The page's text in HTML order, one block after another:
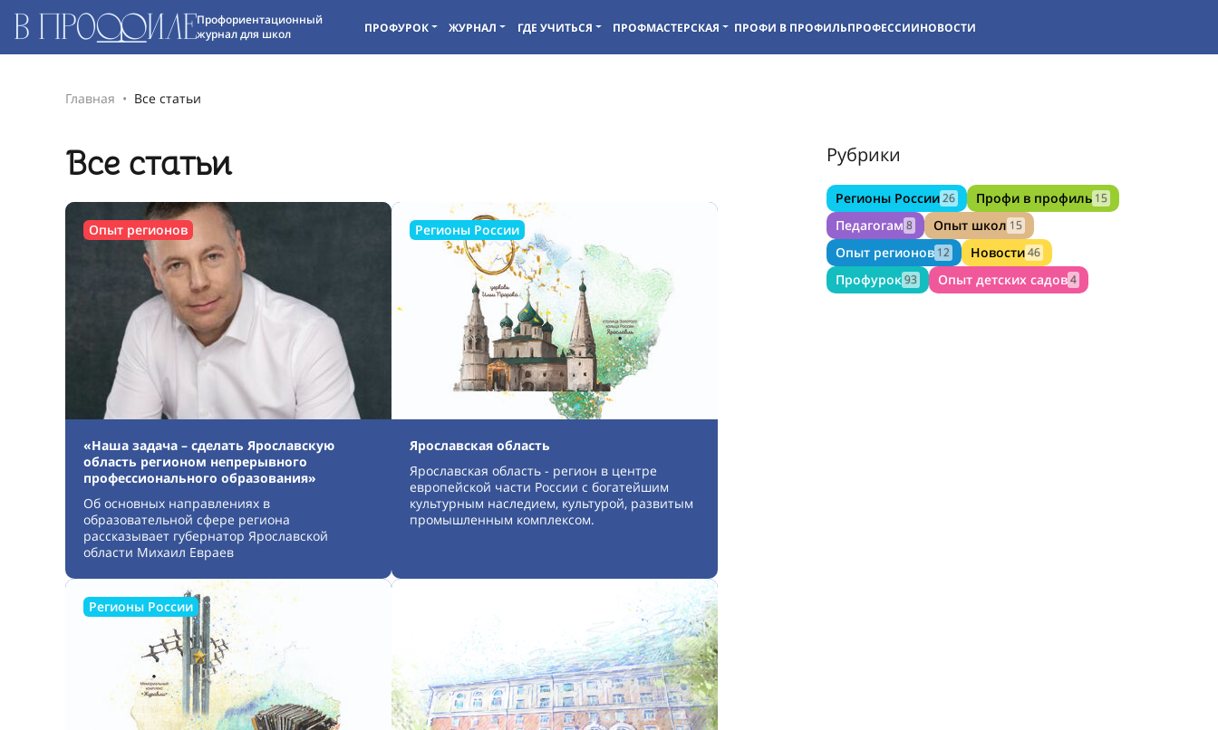
Профориентационный
журнал для школ
ПРОФУРОК ЖУРНАЛ ГДЕ УЧИТЬСЯ ПРОФМАСТЕРСКАЯ ПРОФИ В ПРОФИЛЬПРОФЕССИИНОВОСТИ
Главная Все статьи
Все статьи
Опыт регионов
«Наша задача – сделать Ярославскую
область регионом непрерывного
профессионального образования»
Об основных направлениях в
образовательной сфере региона
рассказывает губернатор Ярославской
области Михаил Евраев
Регионы России
Ярославская область
Ярославская область - регион в центре
европейской части России с богатейшим
культурным наследием, культурой, развитым
промышленным комплексом.
Регионы России
Рубрики
Регионы России26 Профи в профиль 15
Педагогам 8 Опыт школ 15
Опыт регионов 12 Новости46
Профурок93 Опыт детских садов4